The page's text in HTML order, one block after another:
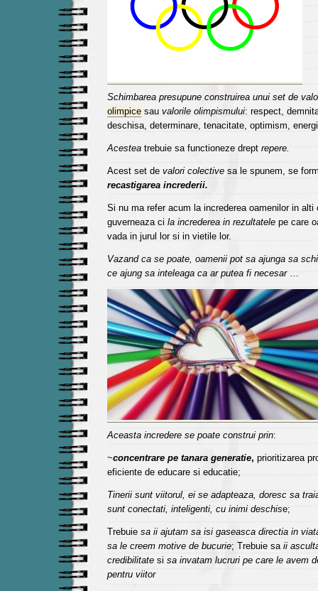
Schimbarea presupune construirea unui set de
olimpicesau valorile olimpismului: respect,
deschisa, determinare, tenacitate, optimism,
Acesteatrebuie sa functioneze drept repere.
Acest set de valori colectivesa le spunem, se
recastigarea increderii.
Si nu ma refer acum la increderea oamenilor in alti
guverneaza ci la increderea in rezultatelepe care
vada in jurul lor si in vietile lor.
Vazand ca se poate, oamenii pot sa ajunga sa
ce ajung sa inteleaga ca ar putea fi necesar…
Aceasta incredere se poate construi prin:
~concentrare pe tanara generatie, prioritizarea
eficiente de educare si educatie;
Tinerii sunt viitorul, ei se adapteaza, doresc sa
sunt conectati, inteligenti, cu inimi deschise;
Trebuie sa ii ajutam sa isi gaseasca directia in
sa le creem motive de bucurie; Trebuie sa ii
credibilitatesi sa invatam lucruri pe care le avem
pentru viitor